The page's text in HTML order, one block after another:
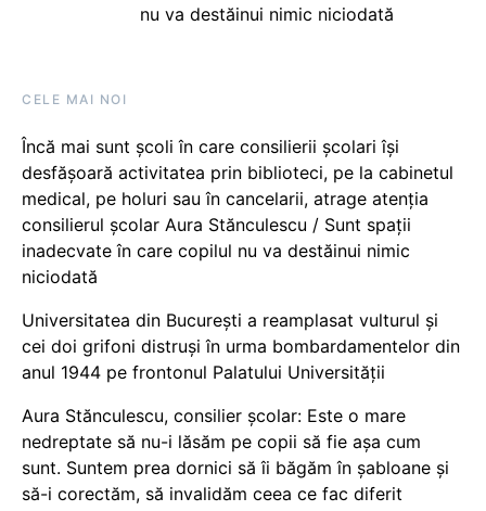
nu va destăinui nimic niciodată
CELE MAI NOI
Încă mai sunt școli în care consilierii școlari își
desfășoară activitatea prin biblioteci, pe la cabinetul
medical, pe holuri sau în cancelarii, atrage atenția
consilierul școlar Aura Stănculescu / Sunt spații
inadecvate în care copilul nu va destăinui nimic
niciodată
Universitatea din București a reamplasat vulturul și
cei doi grifoni distruși în urma bombardamentelor din
anul 1944 pe frontonul Palatului Universității
Aura Stănculescu, consilier școlar: Este o mare
nedreptate să nu-i lăsăm pe copii să fie așa cum
sunt. Suntem prea dornici să îi băgăm în șabloane și
să-i corectăm, să invalidăm ceea ce fac diferit